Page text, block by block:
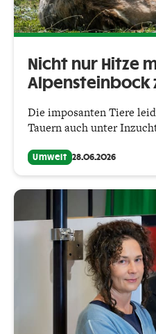
Nicht nur Hitze
Alpensteinbock
Die imposanten Tiere
Tauern auch unter
Umwelt 28.06.2026